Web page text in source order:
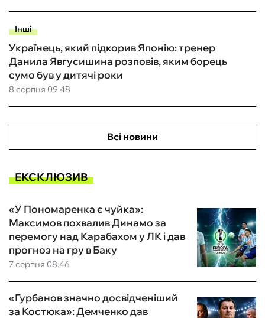
Інші
8 серпня 09:48
Українець, який підкорив Японію: тренер
Данила Явгусишина розповів, яким борець
сумо був у дитячі роки
Всі новини
ЕКСКЛЮЗИВ
7 серпня 08:46
«У Пономаренка є чуйка»:
Максимов похвалив Динамо за
перемогу над Карабахом у ЛК і дав
прогноз на гру в Баку
«Гурбанов значно досвідченіший
за Костюка»: Демченко дав